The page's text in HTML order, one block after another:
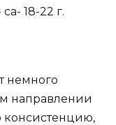
18-22 г.
немного
направлении
консистенцию,